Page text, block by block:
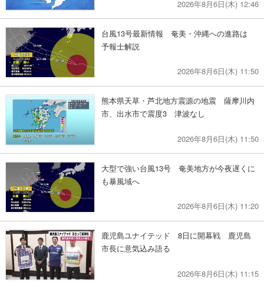
2026年8月6日(木) 12:46
台風13号最新情報 奄美・沖縄への進路は
予報士解説
2026年8月6日(木) 11:50
熊本県天草・芦北地方震源の地震 薩摩川内
市、出水市で震度3 津波なし
2026年8月6日(木) 11:50
大型で強い台風13号 奄美地方が今夜遅くに
も暴風域へ
2026年8月6日(木) 11:20
鹿児島ユナイテッド 8日に開幕戦 鹿児島
市長に意気込み語る
2026年8月6日(木) 11:15